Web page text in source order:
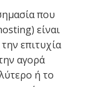
που
είναι
επιτυχία
αγορά
ή το